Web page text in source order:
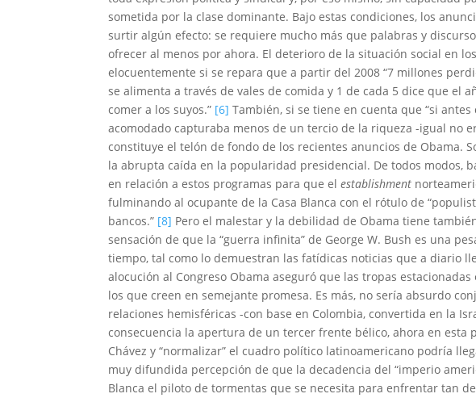
sometida por la clase dominante. Bajo estas condiciones, los
surtir algún efecto: se requiere mucho más que palabras y
ofrecer al menos por ahora. El deterioro de la situación social en
elocuentemente si se repara que a partir del 2008 “7 millones
se alimenta a través de vales de comida y 1 de cada 5 dice que el
comer a los suyos.” [6] También, si se tiene en cuenta que “si
acomodado capturaba menos de un tercio de la riqueza -igual no
constituye el telón de fondo de los recientes anuncios de Obama.
la abrupta caída en la popularidad presidencial. De todos modos,
en relación a estos programas para que elestablishment
fulminando al ocupante de la Casa Blanca con el rótulo de
bancos.” [8] Pero el malestar y la debilidad de Obama tiene
sensación de que la “guerra infinita” de George W. Bush es una
tiempo, tal como lo demuestran las fatídicas noticias que a diario
alocución al Congreso Obama aseguró que las tropas
los que creen en semejante promesa. Es más, no sería absurdo
relaciones hemisféricas -con base en Colombia, convertida en la
consecuencia la apertura de un tercer frente bélico, ahora en esta
Chávez y “normalizar” el cuadro político latinoamericano podría
muy difundida percepción de que la decadencia del “imperio
Blanca el piloto de tormentas que se necesita para enfrentar tan